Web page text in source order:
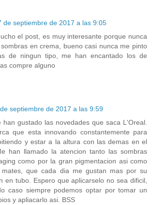
de septiembre de 2017 a las 9:05
el post, es muy interesante porque nunca
en crema, bueno casi nunca me pinto
de ningun tipo, me han encantado los de
compre alguno
septiembre de 2017 a las 9:59
han gustado las novedades que saca L'Oreal.
que esta innovando constantemente para
y estar a la altura con las demas en el
han llamado la atencion tanto las sombras
como por la gran pigmentacion asi como
mates, que cada dia me gustan mas por su
en tubo. Espero que aplicarselo no sea dificil,
caso siempre podemos optar por tomar un
y apliacarlo asi. BSS